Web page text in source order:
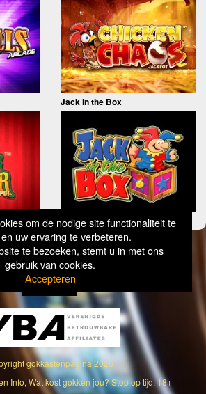
om de nodige site functionaliteit te
uw ervaring te verbeteren.
te bezoeken, stemt u in met ons
gebruik van cookies.
Accepteren
Jack in the Box
gokkastenpagina2026
Info, Wat kost gokken jou? Stop op tijd, 18+